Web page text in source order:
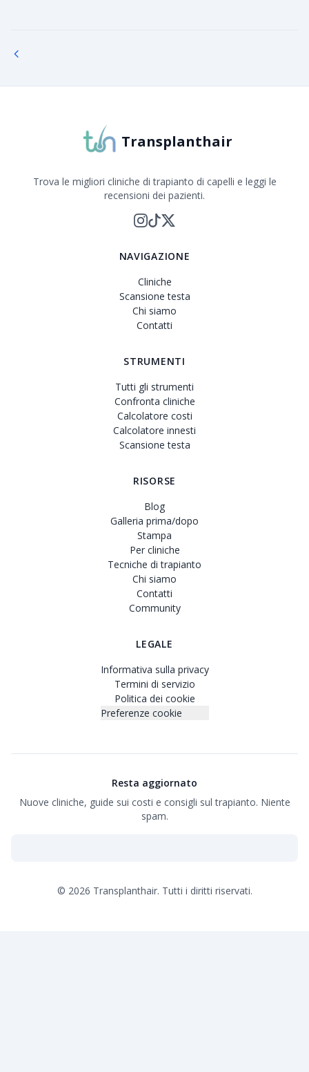
Transplanthair
Trova le migliori cliniche di trapianto di capelli e leggi le
recensioni dei pazienti.
NAVIGAZIONE
Cliniche
Scansione testa
Chi siamo
Contatti
STRUMENTI
Tutti gli strumenti
Confronta cliniche
Calcolatore costi
Calcolatore innesti
Scansione testa
RISORSE
Blog
Galleria prima/dopo
Stampa
Per cliniche
Tecniche di trapianto
Chi siamo
Contatti
Community
LEGALE
Informativa sulla privacy
Termini di servizio
Politica dei cookie
Preferenze cookie
Resta aggiornato
Nuove cliniche, guide sui costi e consigli sul trapianto. Niente
spam.
© 2026 Transplanthair. Tutti i diritti riservati.